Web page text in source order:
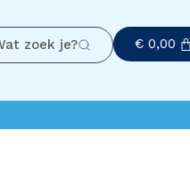
zoek je? €0,00